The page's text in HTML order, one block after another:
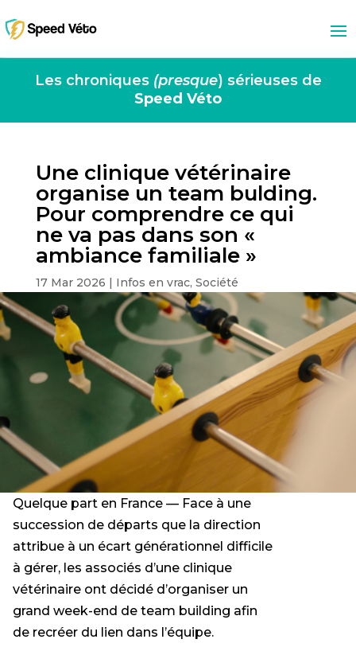
Les chroniques (presque) sérieuses de
Speed Véto
Une clinique vétérinaire
organise un team bulding.
Pour comprendre ce qui
ne va pas dans son «
ambiance familiale »
17 Mar 2026 | Infos en vrac, Société
Quelque part en France — Face à une
succession de départs que la direction
attribue à un écart générationnel difficile
à gérer, les associés d’une clinique
vétérinaire ont décidé d’organiser un
grand week-end de team building afin
de recréer du lien dans l’équipe.